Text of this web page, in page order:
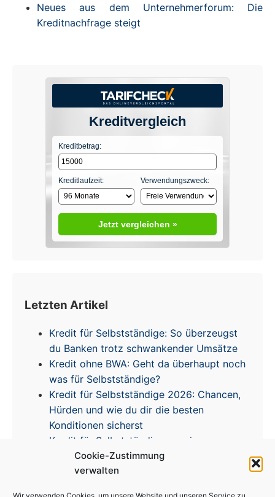
Cookie-Zustimmung
verwalten
Neues aus dem Unternehmerforum: Die
Kreditnachfrage steigt
Kreditvergleich
Kreditbetrag:
Kreditlaufzeit: Verwendungszweck:
Jetzt vergleichen »
Letzten Artikel
Kredit für Selbstständige: So überzeugst
du Banken trotz schwankender Umsätze
Kredit ohne BWA: Geht da überhaupt noch
was für Selbstständige?
Kredit für Selbstständige 2026: Chancen,
Hürden und wie du dir die besten
Konditionen sicherst
Kredit für Selbstständige – meine
Erfahrungen & Tipps zur Zinsentwicklung